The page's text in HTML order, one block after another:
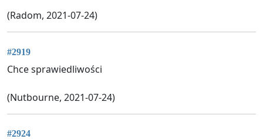
(Radom, 2021-07-24)
#2919
Chce sprawiedliwości
(Nutbourne, 2021-07-24)
#2924